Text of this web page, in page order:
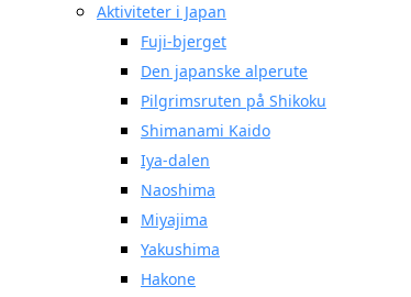
Aktiviteter i Japan
Fuji-bjerget
Den japanske alperute
Pilgrimsruten på Shikoku
Shimanami Kaido
Iya-dalen
Naoshima
Miyajima
Yakushima
Hakone